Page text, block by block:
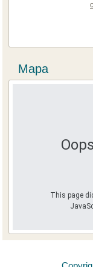
Mapa
This page